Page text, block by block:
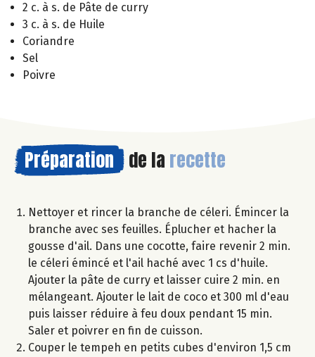
2 c. à s. de Pâte de curry
3 c. à s. de Huile
Coriandre
Sel
Poivre
Préparation de la recette
Nettoyer et rincer la branche de céleri. Émincer la
branche avec ses feuilles. Éplucher et hacher la
gousse d'ail. Dans une cocotte, faire revenir 2 min.
le céleri émincé et l'ail haché avec 1 cs d'huile.
Ajouter la pâte de curry et laisser cuire 2 min. en
mélangeant. Ajouter le lait de coco et 300 ml d'eau
puis laisser réduire à feu doux pendant 15 min.
Saler et poivrer en fin de cuisson.
Couper le tempeh en petits cubes d'environ 1,5 cm